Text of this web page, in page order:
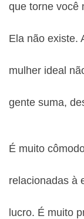
que torne você
Ela não existe.
mulher ideal
gente suma,
É muito
relacionadas à
lucro. É muito